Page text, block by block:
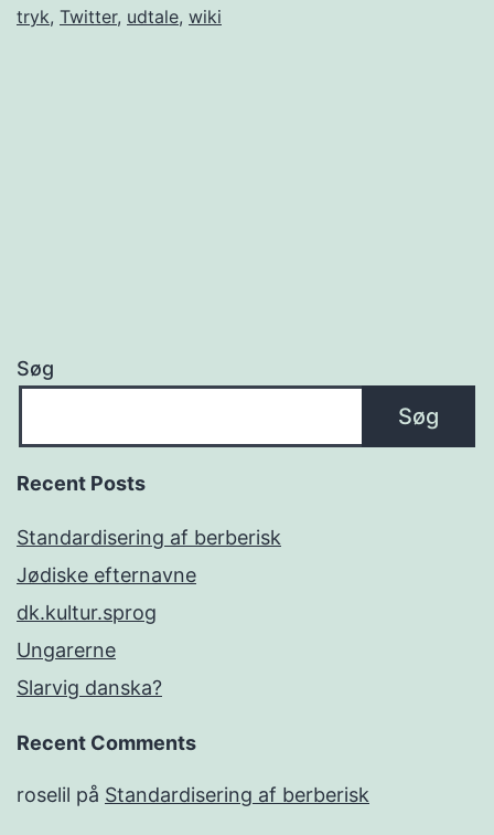
tryk, Twitter, udtale, wiki
Søg
Søg
Recent Posts
Standardisering af berberisk
Jødiske efternavne
dk.kultur.sprog
Ungarerne
Slarvig danska?
Recent Comments
roselil på Standardisering af berberisk